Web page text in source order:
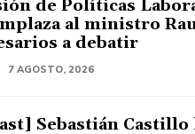
de Políticas
al ministro
a debatir
7 AGOSTO, 2026
Sebastián Castillo